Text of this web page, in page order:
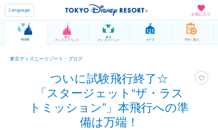
お気に入り
Language
HOME
東京
ディズニーランド
東京
ディズニーシー ホテル 予約 / 購入
東京ディズニーリゾート・ブログ
ついに試験飛行終了☆
「スタージェット“ザ・ラス
トミッション”」本飛行への準
備は万端！